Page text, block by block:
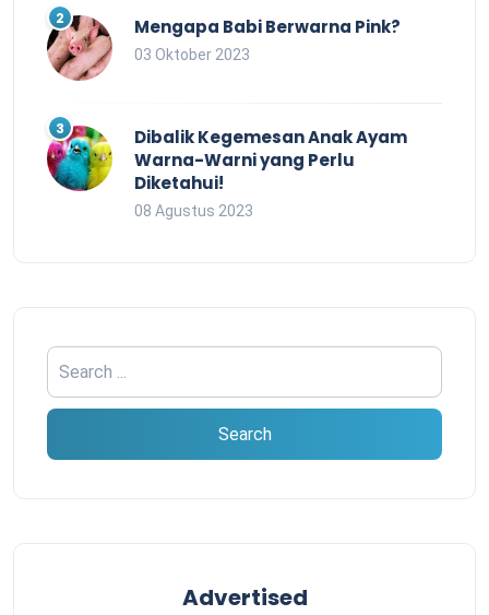
Mengapa Babi Berwarna Pink?
03 Oktober 2023
Dibalik Kegemesan Anak Ayam
Warna-Warni yang Perlu
Diketahui!
08 Agustus 2023
Advertised